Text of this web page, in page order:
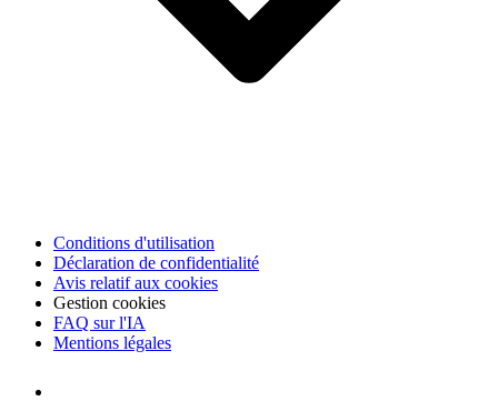
Conditions d'utilisation
Déclaration de confidentialité
Avis relatif aux cookies
Gestion cookies
FAQ sur l'IA
Mentions légales